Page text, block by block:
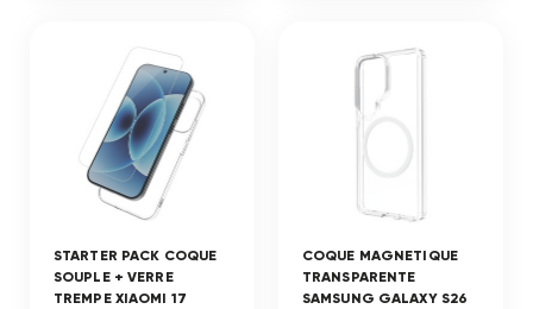
STARTER PACK COQUE
SOUPLE + VERRE
TREMPE XIAOMI 17
COQUE MAGNETIQUE
TRANSPARENTE
SAMSUNG GALAXY S26